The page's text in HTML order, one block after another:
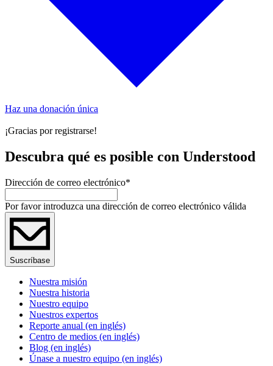
Haz una donación única
¡Gracias por registrarse!
Descubra qué es posible con Understood
Dirección de correo electrónico*
Por favor introduzca una dirección de correo electrónico válida
Suscríbase
Nuestra misión
Nuestra historia
Nuestro equipo
Nuestros expertos
Reporte anual (en inglés)
Centro de medios (en inglés)
Blog (en inglés)
Únase a nuestro equipo (en inglés)